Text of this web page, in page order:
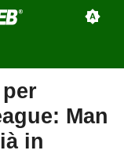
Man
in